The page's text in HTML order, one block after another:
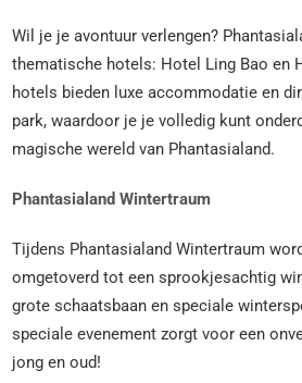
Wil je je avontuur verlengen?
thematische hotels: Hotel Ling Bao en
hotels bieden luxe accommodatie en
park, waardoor je je volledig kunt
magische wereld van Phantasialand.
Phantasialand Wintertraum
Tijdens Phantasialand Wintertraum
omgetoverd tot een sprookjesachtig
grote schaatsbaan en speciale
speciale evenement zorgt voor een
jong en oud!